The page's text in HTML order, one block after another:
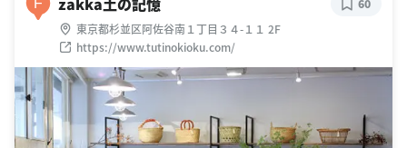
東京都杉並区阿佐谷南１丁目３４-１１ 2F
https://www.tutinokioku.com/